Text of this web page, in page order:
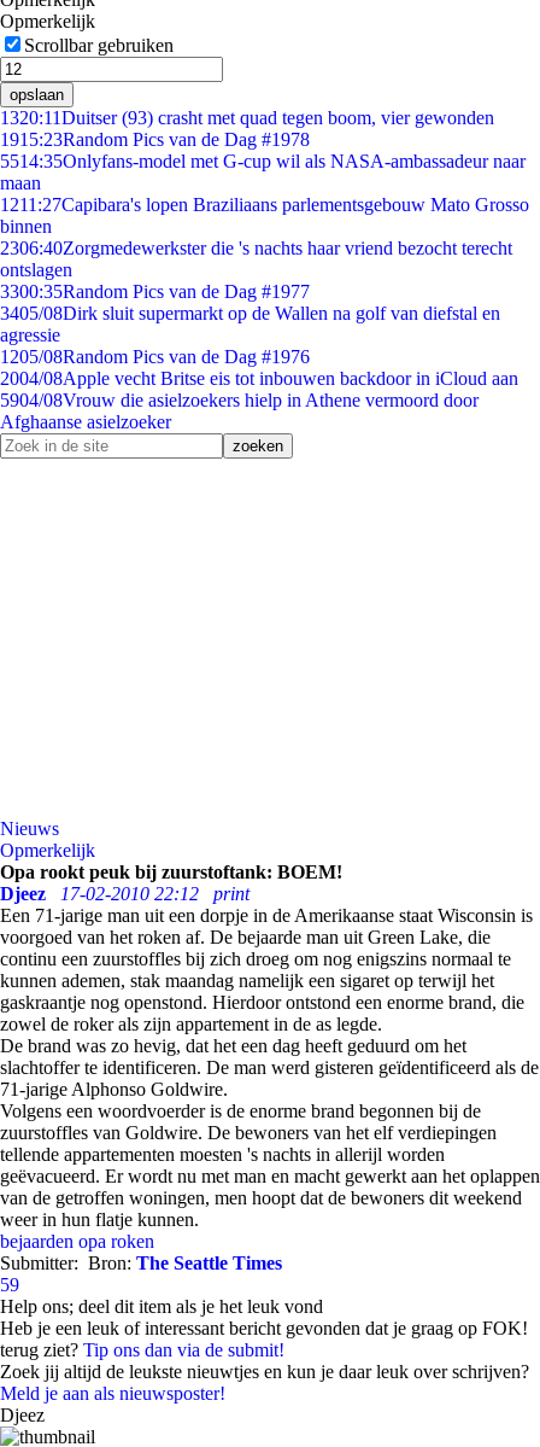
Opmerkelijk
Scrollbar gebruiken
opslaan
1320:11Duitser (93) crasht met quad tegen boom, vier gewonden
1915:23Random Pics van de Dag #1978
5514:35Onlyfans-model met G-cup wil als NASA-ambassadeur naar
maan
1211:27Capibara's lopen Braziliaans parlementsgebouw Mato Grosso
binnen
2306:40Zorgmedewerkster die 's nachts haar vriend bezocht terecht
ontslagen
3300:35Random Pics van de Dag #1977
3405/08Dirk sluit supermarkt op de Wallen na golf van diefstal en
agressie
1205/08Random Pics van de Dag #1976
2004/08Apple vecht Britse eis tot inbouwen backdoor in iCloud aan
5904/08Vrouw die asielzoekers hielp in Athene vermoord door
Afghaanse asielzoeker
Nieuws
Opmerkelijk
Opa rookt peuk bij zuurstoftank: BOEM!
Djeez
17-02-2010 22:12
print
Een 71-jarige man uit een dorpje in de Amerikaanse staat Wisconsin is
voorgoed van het roken af. De bejaarde man uit Green Lake, die
continu een zuurstoffles bij zich droeg om nog enigszins normaal te
kunnen ademen, stak maandag namelijk een sigaret op terwijl het
gaskraantje nog openstond. Hierdoor ontstond een enorme brand, die
zowel de roker als zijn appartement in de as legde.
De brand was zo hevig, dat het een dag heeft geduurd om het
slachtoffer te identificeren. De man werd gisteren geïdentificeerd als de
71-jarige Alphonso Goldwire.
Volgens een woordvoerder is de enorme brand begonnen bij de
zuurstoffles van Goldwire. De bewoners van het elf verdiepingen
tellende appartementen moesten 's nachts in allerijl worden
geëvacueerd. Er wordt nu met man en macht gewerkt aan het oplappen
van de getroffen woningen, men hoopt dat de bewoners dit weekend
weer in hun flatje kunnen.
bejaarden opa roken
Submitter: Bron: The Seattle Times
59
Help ons; deel dit item als je het leuk vond
Heb je een leuk of interessant bericht gevonden dat je graag op FOK!
terug ziet? Tip ons dan via de submit!
Zoek jij altijd de leukste nieuwtjes en kun je daar leuk over schrijven?
Meld je aan als nieuwsposter!
Djeez